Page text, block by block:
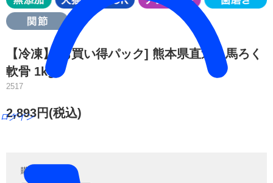
ログイン
【冷凍】[お買い得パック] 熊本県直送 馬ろく
軟骨 1kg
2517
2,893円(税込)
購入数